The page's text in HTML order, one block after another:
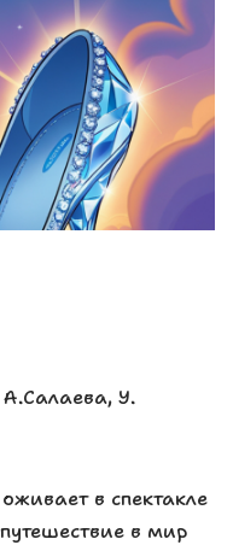
У.
в спектакле
в мир